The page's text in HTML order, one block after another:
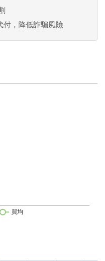
付，降低詐騙風險